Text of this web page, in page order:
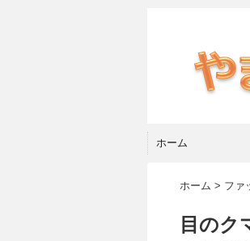
ホーム
ホーム > ファ
目のク